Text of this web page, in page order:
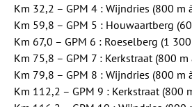
Km 32,2 – GPM 4 : Wijndries (800 m
Km 59,8 – GPM 5 : Houwaartberg
Km 67,0 – GPM 6 : Roeselberg (1
Km 75,8 – GPM 7 : Kerkstraat (800 m
Km 79,8 – GPM 8 : Wijndries (800 m
Km 112,2 – GPM 9 : Kerkstraat (800